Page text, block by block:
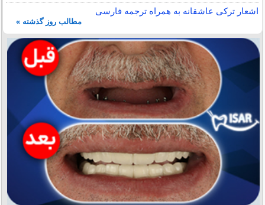
اشعار ترکی عاشقانه به همراه ترجمه فارسی
مطالب روز گذشته »